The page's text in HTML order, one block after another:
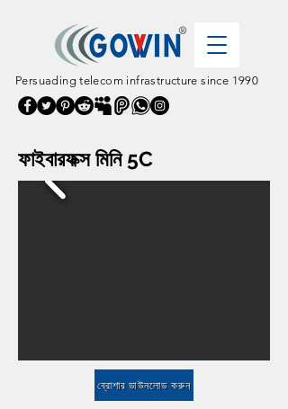
Persuading telecom infrastructure since 1990
ফাইবারফক্স মিনি 5C
ব্রোশার ডাউনলোড করুন